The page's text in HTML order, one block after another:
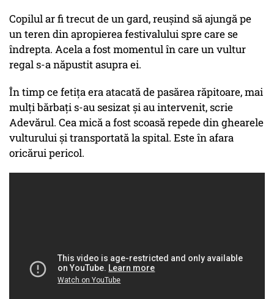
Copilul ar fi trecut de un gard, reușind să ajungă pe
un teren din apropierea festivalului spre care se
îndrepta. Acela a fost momentul în care un vultur
regal s-a năpustit asupra ei.
În timp ce fetița era atacată de pasărea răpitoare, mai
mulți bărbați s-au sesizat și au intervenit, scrie
Adevărul. Cea mică a fost scoasă repede din ghearele
vulturului și transportată la spital. Este în afara
oricărui pericol.